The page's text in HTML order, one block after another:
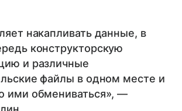
накапливать данные, в
конструкторскую
и различные
файлы в одном месте и
ими обмениваться», —